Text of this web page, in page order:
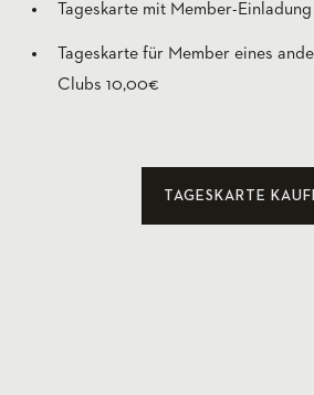
Tageskarte mit Member-
Tageskarte für Member eines
Clubs 10,00€
TAGESKARTE